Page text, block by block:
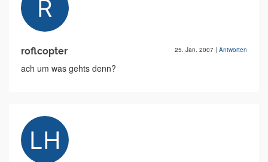
roflcopter 25. Jan. 2007 | Antworten
ach um was gehts denn?